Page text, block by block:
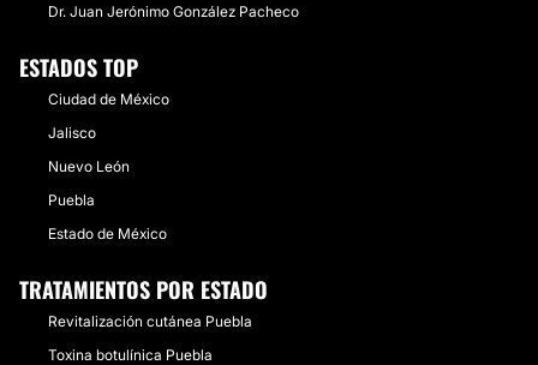
Dr. Juan Jerónimo González Pacheco
ESTADOS TOP
Ciudad de México
Jalisco
Nuevo León
Puebla
Estado de México
TRATAMIENTOS POR ESTADO
Revitalización cutánea Puebla
Toxina botulínica Puebla